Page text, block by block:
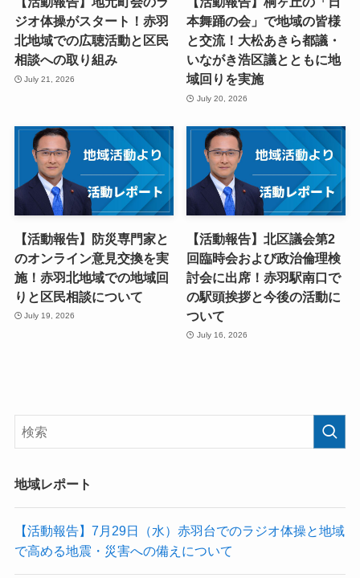
ジオ体操がスタート！赤羽
北地域での広聴活動と区民
相談への取り組み
July 21, 2026
本舞踊の会」で地域の皆様
と交流！大松あきら都議・
いながき浩区議とともに地
域回りを実施
July 20, 2026
【活動報告】防災専門家と
のオンライン意見交換を実
施！赤羽北地域での地域回
りと区民相談について
July 19, 2026
【活動報告】北区議会第2
回臨時会および政治倫理検
討会に出席！赤羽駅南口で
の駅頭挨拶と今後の活動に
ついて
July 16, 2026
地域レポート
【活動報告】7月29日（水）赤羽台でのラジオ体操と地域
で高める地震・災害への備えについて